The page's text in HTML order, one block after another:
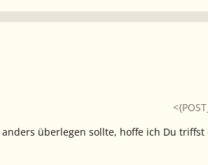
überlegen sollte, hoffe ich Du